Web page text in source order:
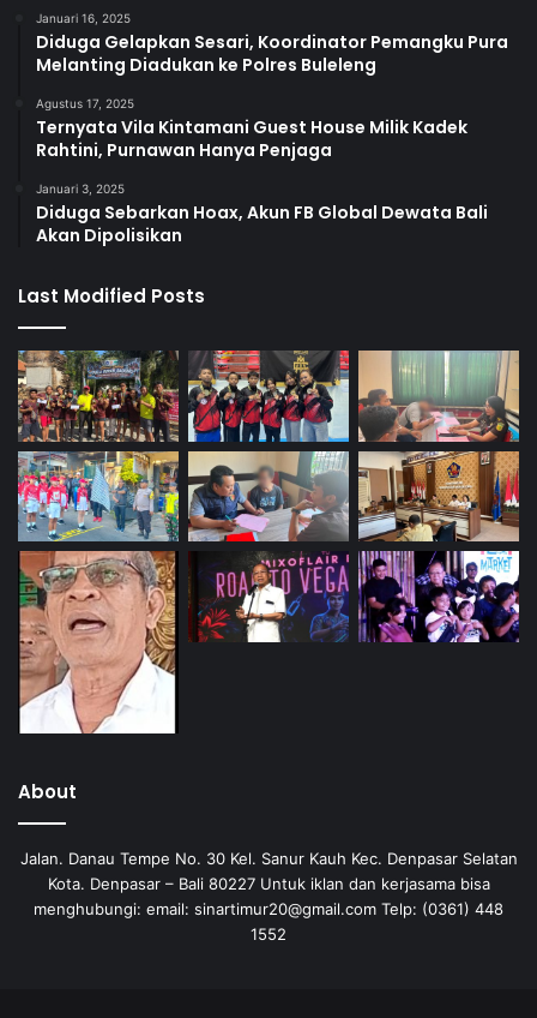
Januari 16, 2025
Diduga Gelapkan Sesari, Koordinator Pemangku Pura
Melanting Diadukan ke Polres Buleleng
Agustus 17, 2025
Ternyata Vila Kintamani Guest House Milik Kadek
Rahtini, Purnawan Hanya Penjaga
Januari 3, 2025
Diduga Sebarkan Hoax, Akun FB Global Dewata Bali
Akan Dipolisikan
Last Modified Posts
About
Jalan. Danau Tempe No. 30 Kel. Sanur Kauh Kec. Denpasar Selatan
Kota. Denpasar – Bali 80227 Untuk iklan dan kerjasama bisa
menghubungi: email: sinartimur20@gmail.com Telp: (0361) 448
1552